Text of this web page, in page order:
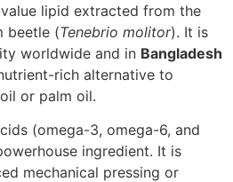
lipid extracted from the
beetle (Tenebrio molitor). It is
worldwide and in Bangladesh
rich alternative to
or palm oil.
(omega-3, omega-6, and
ingredient. It is
mechanical pressing or